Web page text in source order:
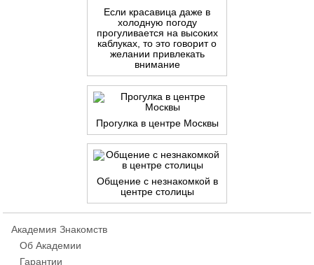
Если красавица даже в
холодную погоду
прогуливается на высоких
каблуках, то это говорит о
желании привлекать
внимание
Прогулка в центре Москвы
Общение с незнакомкой в
центре столицы
Академия Знакомств
Об Академии
Гарантии